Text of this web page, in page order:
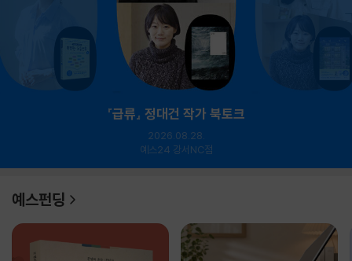
『급류』 정대건 작가 북토크
2026.08.28.
예스24 강서NC점
예스펀딩